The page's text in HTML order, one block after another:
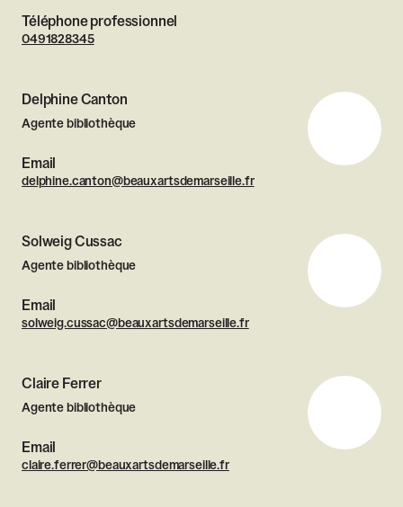
Téléphone professionnel
0491828345
Delphine Canton
Agente bibliothèque
Email
delphine.canton@beauxartsdemarseille.fr
Solweig Cussac
Agente bibliothèque
Email
solweig.cussac@beauxartsdemarseille.fr
Claire Ferrer
Agente bibliothèque
Email
claire.ferrer@beauxartsdemarseille.fr